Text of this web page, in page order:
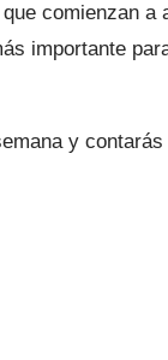
comienzan
importante
y